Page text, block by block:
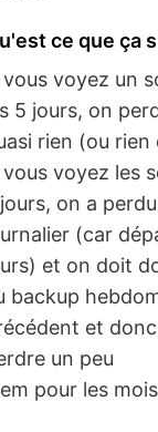
ce que ça
vous voyez un
5 jours, on
rien (ou
vous voyez les
on a
(car
et on doit
backup
et
un peu
pour les mois